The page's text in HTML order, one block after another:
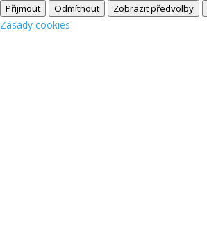
Přijmout Odmítnout Zobrazit předvolby
Zásady cookies